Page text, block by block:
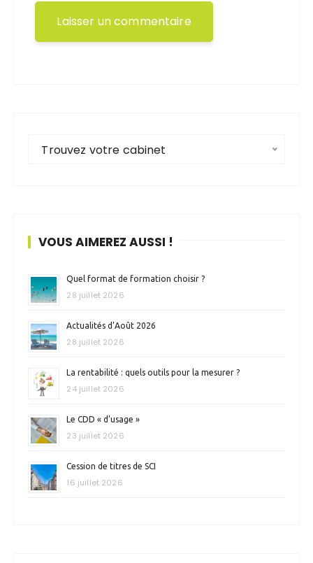
Trouvez votre cabinet
VOUS AIMEREZ AUSSI !
Quel format de formation choisir ?
28 juillet 2026
Actualités d’Août 2026
28 juillet 2026
La rentabilité : quels outils pour la mesurer ?
24 juillet 2026
Le CDD « d’usage »
23 juillet 2026
Cession de titres de SCI
16 juillet 2026